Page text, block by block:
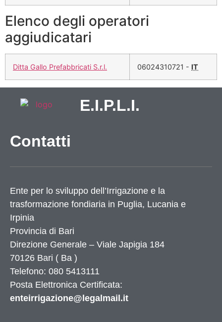
Elenco degli operatori
aggiudicatari
Ditta Gallo Prefabbricati S.r.l. 06024310721 - IT
E.I.P.L.I.
Contatti
Ente per lo sviluppo dell’Irrigazione e la
trasformazione fondiaria in Puglia, Lucania e
Irpinia
Provincia di Bari
Direzione Generale – Viale Japigia 184
70126 Bari ( Ba )
Telefono: 080 5413111
Posta Elettronica Certificata:
enteirrigazione@legalmail.it